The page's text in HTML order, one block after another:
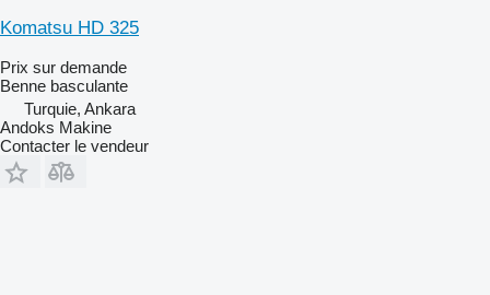
Komatsu HD 325
Prix sur demande
Benne basculante
Turquie, Ankara
Andoks Makine
Contacter le vendeur